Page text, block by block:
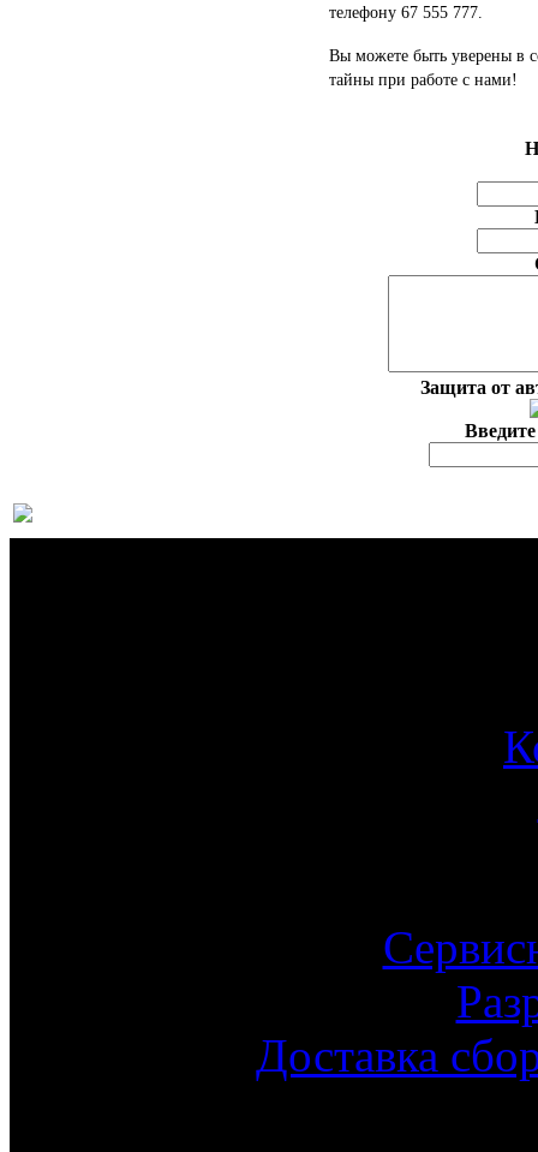
телефону 67 555 777.
Вы можете быть уверены в
тайны при работе с нами!
Защита от
Доставка